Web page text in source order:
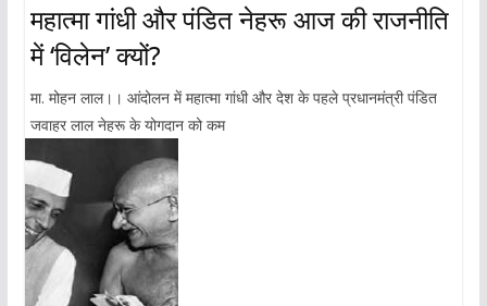
महात्मा गांधी और पंडित नेहरू आज की राजनीति
में ‘विलेन’ क्यों?
मा. मोहन लाल।। आंदोलन में महात्मा गांधी और देश के पहले प्रधानमंत्री पंडित
जवाहर लाल नेहरू के योगदान को कम